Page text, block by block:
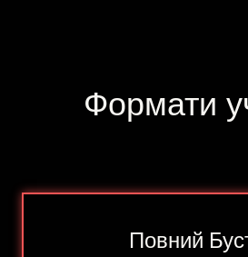
Формати
Повний